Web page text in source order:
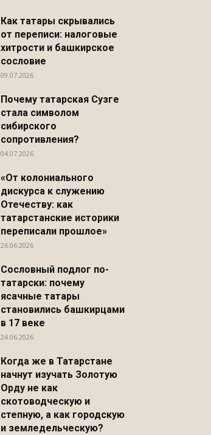
Как татары скрывались
от переписи: налоговые
хитрости и башкирское
сословие
09.07.2026
Почему татарская Сузге
стала символом
сибирского
сопротивления?
04.07.2026
«От колониального
дискурса к служению
Отечеству: как
татарстанские историки
переписали прошлое»
26.06.2026
Сословный подлог по-
татарски: почему
ясачные татары
становились башкирцами
в 17 веке
24.06.2026
Когда же в Татарстане
начнут изучать Золотую
Орду не как
скотоводческую и
степную, а как городскую
и земледельческую?